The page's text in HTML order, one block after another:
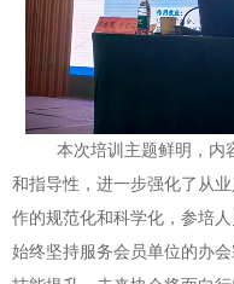
本次培训主题鲜明，内
和指导性，进一步强化了从
作的规范化和科学化，参培
始终坚持服务会员单位的办